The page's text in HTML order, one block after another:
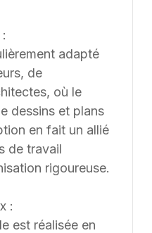
adapté
de
où le
dessins et plans
en fait un allié
de travail
rigoureuse.
:
est réalisée en